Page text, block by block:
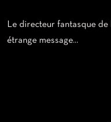
Le directeur fantasque
étrange message...